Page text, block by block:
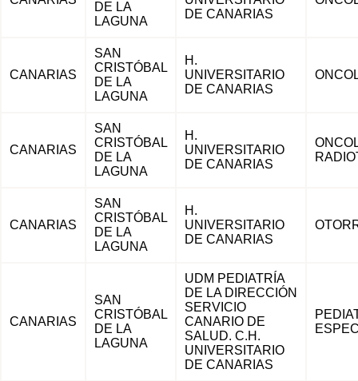
DE LA
LAGUNA
DE CANARIAS
CANARIAS
SAN
CRISTÓBAL
DE LA
LAGUNA
H.
UNIVERSITARIO
DE CANARIAS
CANARIAS
SAN
CRISTÓBAL
DE LA
LAGUNA
H.
UNIVERSITARIO
DE CANARIAS
CANARIAS
SAN
CRISTÓBAL
DE LA
LAGUNA
H.
UNIVERSITARIO
DE CANARIAS
CANARIAS
SAN
CRISTÓBAL
DE LA
LAGUNA
UDM PEDIATRÍA
DE LA DIRECCIÓN
SERVICIO
CANARIO DE
SALUD. C.H.
UNIVERSITARIO
DE CANARIAS